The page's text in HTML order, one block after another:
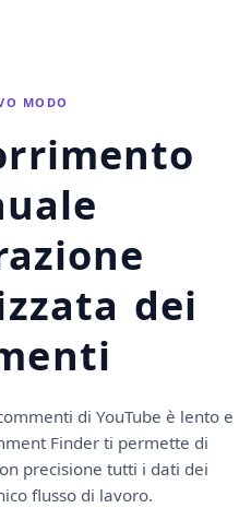
MODO
dei
di YouTube è lento e
Finder ti permette di
precisione tutti i dati dei
flusso di lavoro.